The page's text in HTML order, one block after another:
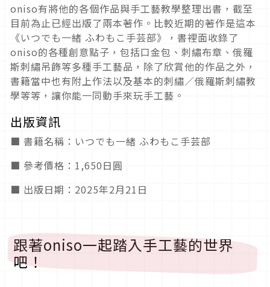
oniso有將他的各個作品與手工藝教學整理出書，截至
目前為止已經出版了兩本著作。比較近期的著作是這本
《いつでも一緒 ふわもこ手芸部》，書裡面收錄了
oniso的各種創意點子，包括口金包、刺繡布章、俄羅
斯刺繡吊飾等多種手工藝品，除了欣賞他的作品之外，
書籍當中也有附上作法以及基本的刺繡／俄羅斯刺繡教
學等等，讓你能一同動手來玩手工藝。
出版資訊
■ 書籍名稱：いつでも一緒 ふわもこ手芸部
■ 參考價格：1,650日圓
■ 出版日期：2025年2月21日
跟著oniso一起踏入手工藝的世界
吧！